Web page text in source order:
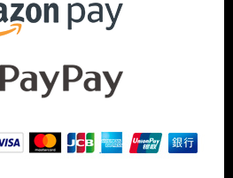
［SPHEROS SW］対応 カスタム
EXSENCE］対応 カスタムパーツ
［EXSENCE BB］対応 カスタム